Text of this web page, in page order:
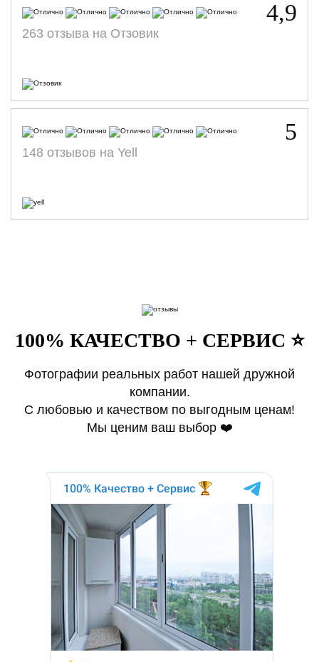
4,9
263 отзыва на Отзовик
5
148 отзывов на Yell
100% КАЧЕСТВО + СЕРВИС ⭐️
Фотографии реальных работ нашей дружной
компании.
С любовью и качеством по выгодным ценам!
Мы ценим ваш выбор ❤️